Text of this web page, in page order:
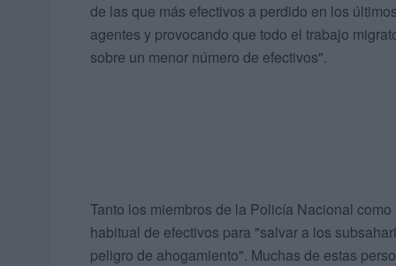
de las que más efectivos a perdido en los
agentes y provocando que todo el trabajo
sobre un menor número de efectivos".
Tanto los miembros de la Policía Nacional como
habitual de efectivos para "salvar a los
peligro de ahogamiento". Muchas de estas